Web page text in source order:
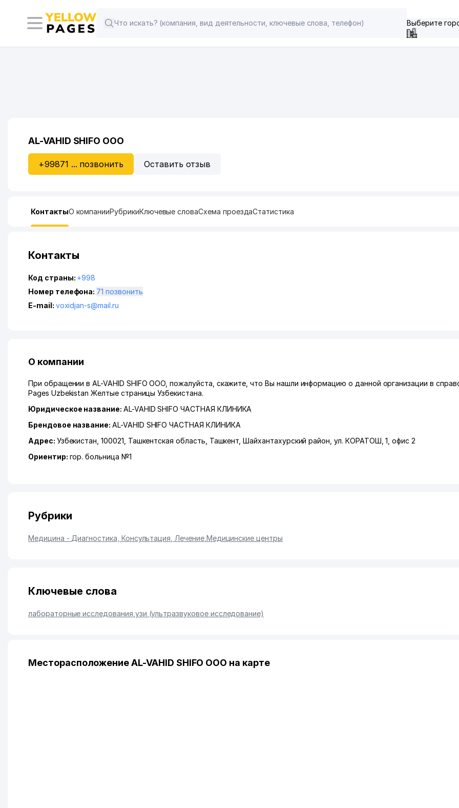
Выберите
AL-VAHID SHIFO ООО
+99871 ... позвонить Оставить отзыв
КонтактыО компанииРубрикиКлючевые словаСхема проездаСтатистика
Контакты
Код страны: +998
Номер телефона:
71 позвонить
E-mail: voxidjan-s@mail.ru
О компании
При обращении в AL-VAHID SHIFO ООО, пожалуйста, скажите, что Вы нашли информацию о данной организации в
Pages Uzbekistan Желтые страницы Узбекистана.
Юридическое название: AL-VAHID SHIFO ЧАСТНАЯ КЛИНИКА
Брендовое название: AL-VAHID SHIFO ЧАСТНАЯ КЛИНИКА
Адрес: Узбекистан, 100021, Ташкентская область Ташкент ,Шайхантахурский район ,ул. КОРАТОШ , 1, офис 2
Ориентир: гор. больница №1
Рубрики
Медицина - Диагностика, Консультация, Лечение, Медицинские центры
Ключевые слова
лабораторные исследования узи (ультразвуковое исследование)
Месторасположение AL-VAHID SHIFO ООО на карте